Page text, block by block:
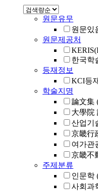
원문유무
원문있
원문제공처
한국학
등재정보
KCI등
학술지명
論文集
大學院
산업기
京畿行
여가관
京畿不
주제분류
인문학
사회과